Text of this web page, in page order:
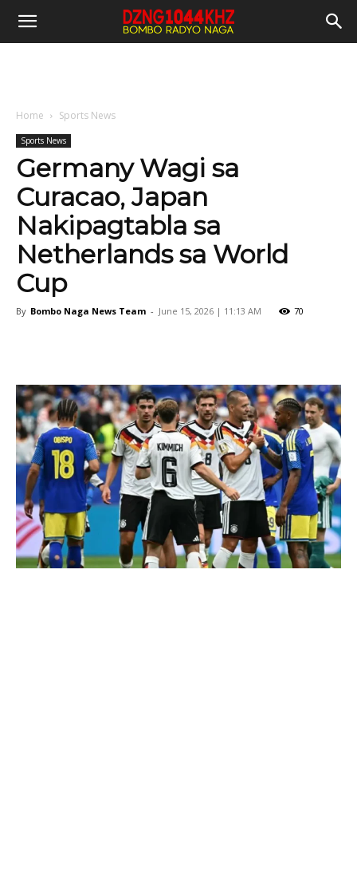
Home Sports News
Sports News
Germany Wagi sa
Curacao, Japan
Nakipagtabla sa
Netherlands sa World
Cup
By Bombo Naga News Team - June 15, 2026 | 11:13 AM 70